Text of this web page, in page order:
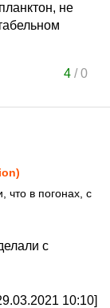
не
4/0
в погонах, с
с
10:10]